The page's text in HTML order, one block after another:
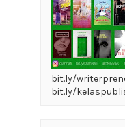
bit.ly/
bit.ly/